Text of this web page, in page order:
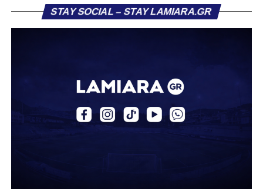
«Ο Α.Ο. Σαρωνικός Αναβύσσου ανακοινώνει την
περσινή σεζόν πραγματοποίησε γεμάτη χρονιά στη Γ’
Στο παρελθόν αγωνίστηκε στην ΑΕΚ Β’, με την οποία
κατέγραψε 10 συμμετοχές στη Super League 2, καθώς
επίσης σε Εθνικό και Ζάκυνθο. Ξεκίνησε την καριέρα του
STAY SOCIAL – STAY LAMIARA.GR